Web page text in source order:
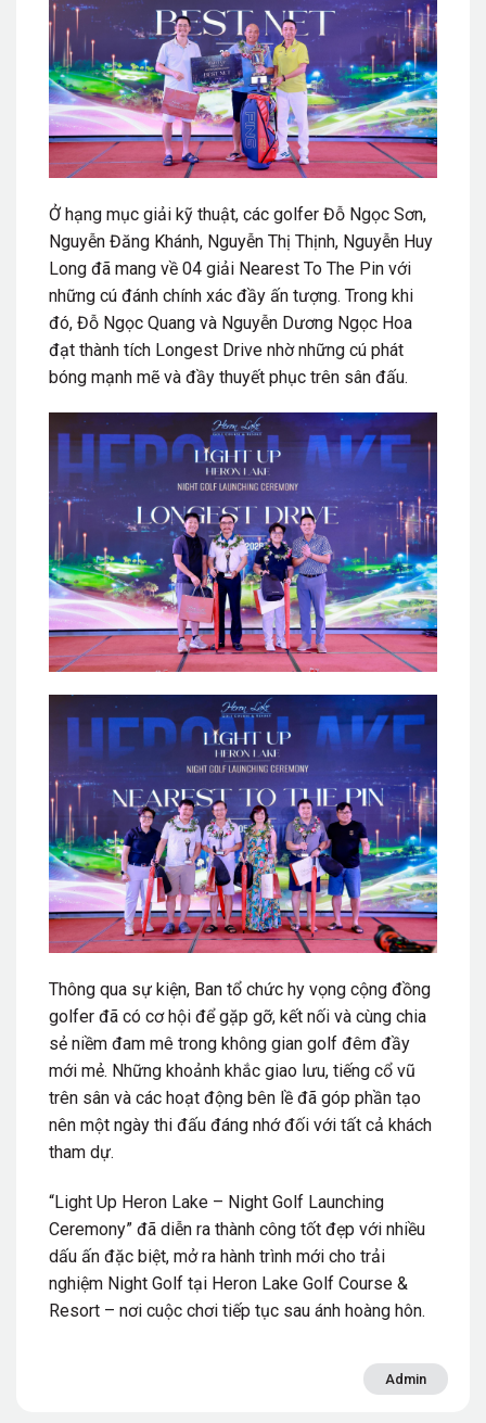
Ở hạng mục giải kỹ thuật, các golfer Đỗ Ngọc Sơn,
Nguyễn Đăng Khánh, Nguyễn Thị Thịnh, Nguyễn Huy
Long đã mang về 04 giải Nearest To The Pin với
những cú đánh chính xác đầy ấn tượng. Trong khi
đó, Đỗ Ngọc Quang và Nguyễn Dương Ngọc Hoa
đạt thành tích Longest Drive nhờ những cú phát
bóng mạnh mẽ và đầy thuyết phục trên sân đấu.
Thông qua sự kiện, Ban tổ chức hy vọng cộng đồng
golfer đã có cơ hội để gặp gỡ, kết nối và cùng chia
sẻ niềm đam mê trong không gian golf đêm đầy
mới mẻ. Những khoảnh khắc giao lưu, tiếng cổ vũ
trên sân và các hoạt động bên lề đã góp phần tạo
nên một ngày thi đấu đáng nhớ đối với tất cả khách
tham dự.
“Light Up Heron Lake – Night Golf Launching
Ceremony” đã diễn ra thành công tốt đẹp với nhiều
dấu ấn đặc biệt, mở ra hành trình mới cho trải
nghiệm Night Golf tại Heron Lake Golf Course &
Resort – nơi cuộc chơi tiếp tục sau ánh hoàng hôn.
Admin